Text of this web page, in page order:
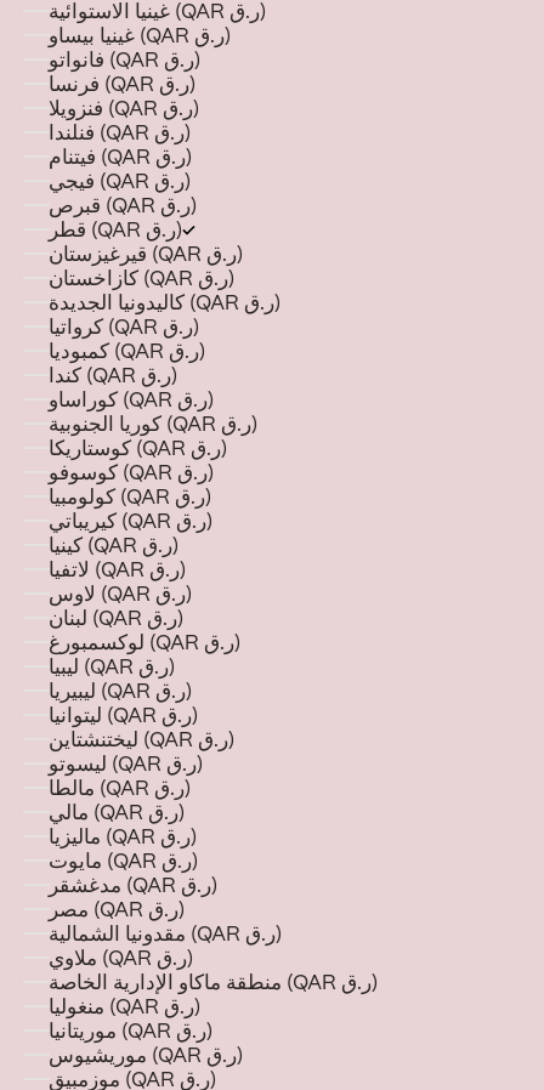
غينيا الاستوائية (QAR ر.ق)
غينيا بيساو (QAR ر.ق)
فانواتو (QAR ر.ق)
فرنسا (QAR ر.ق)
فنزويلا (QAR ر.ق)
فنلندا (QAR ر.ق)
فيتنام (QAR ر.ق)
فيجي (QAR ر.ق)
قبرص (QAR ر.ق)
قطر (QAR ر.ق)
قيرغيزستان (QAR ر.ق)
كازاخستان (QAR ر.ق)
كاليدونيا الجديدة (QAR ر.ق)
كرواتيا (QAR ر.ق)
كمبوديا (QAR ر.ق)
كندا (QAR ر.ق)
كوراساو (QAR ر.ق)
كوريا الجنوبية (QAR ر.ق)
كوستاريكا (QAR ر.ق)
كوسوفو (QAR ر.ق)
كولومبيا (QAR ر.ق)
كيريباتي (QAR ر.ق)
كينيا (QAR ر.ق)
لاتفيا (QAR ر.ق)
لاوس (QAR ر.ق)
لبنان (QAR ر.ق)
لوكسمبورغ (QAR ر.ق)
ليبيا (QAR ر.ق)
ليبيريا (QAR ر.ق)
ليتوانيا (QAR ر.ق)
ليختنشتاين (QAR ر.ق)
ليسوتو (QAR ر.ق)
مالطا (QAR ر.ق)
مالي (QAR ر.ق)
ماليزيا (QAR ر.ق)
مايوت (QAR ر.ق)
مدغشقر (QAR ر.ق)
مصر (QAR ر.ق)
مقدونيا الشمالية (QAR ر.ق)
ملاوي (QAR ر.ق)
منطقة ماكاو الإدارية الخاصة (QAR ر.ق)
منغوليا (QAR ر.ق)
موريتانيا (QAR ر.ق)
موريشيوس (QAR ر.ق)
موزمبيق (QAR ر.ق)